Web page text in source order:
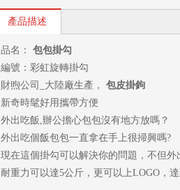
產品描述
品名： 包包掛勾
編號：彩虹旋轉掛勾
財煦公司_大陸廠生產， 包皮掛鉤
新奇時髦好用攜帶方便
外出吃飯,辦公擔心包包沒有地方放嗎？
外出吃個飯包包一直拿在手上很掃興嗎?
現在這個掛勾可以解決你的問題，不但
耐重力可以達5公斤，更可以上LOGO，